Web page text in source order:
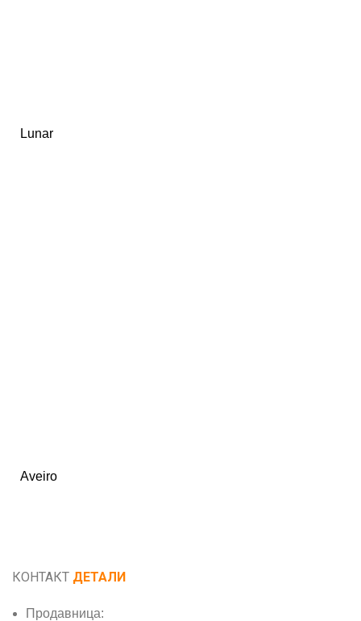
Lunar
Aveiro
КОНТАКТ ДЕТАЛИ
Продавница: